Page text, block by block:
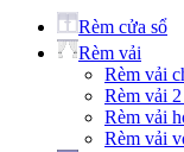
Rèm cửa sổ
Rèm vải
Rèm vải
Rèm vải
Rèm vải
Rèm vải